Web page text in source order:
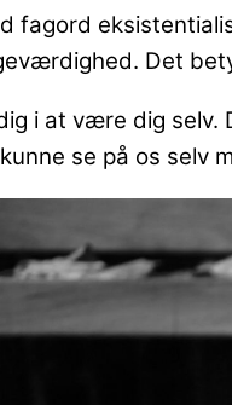
fagord
Det
i at være dig selv.
se på os selv